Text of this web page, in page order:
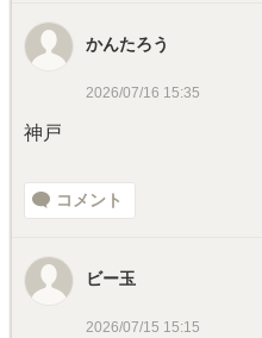
かんたろう
2026/07/16 15:35
神戸
コメント
ビー玉
2026/07/15 15:15